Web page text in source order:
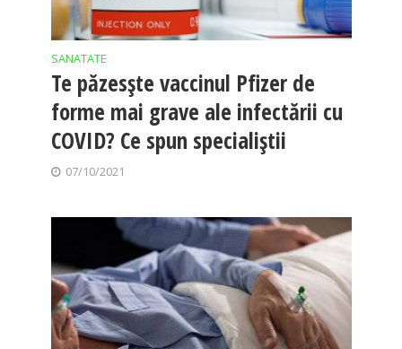
SANATATE
Te păzesște vaccinul Pfizer de
forme mai grave ale infectării cu
COVID? Ce spun specialiștii
07/10/2021